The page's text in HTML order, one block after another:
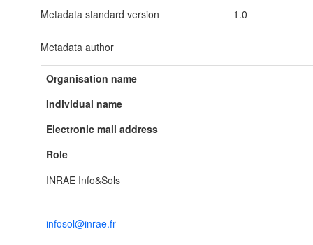
Metadata standard version 1.0
Metadata author
Organisation name
Individual name
Electronic mail address
Role
INRAE Info&Sols
infosol@inrae.fr